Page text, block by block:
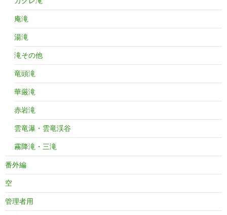
庵滝
湯滝
滝その他
竜頭滝
華厳滝
赤岩滝
雲竜瀑・雲竜渓谷
霧降滝・三滝
番外編
空
管理者用